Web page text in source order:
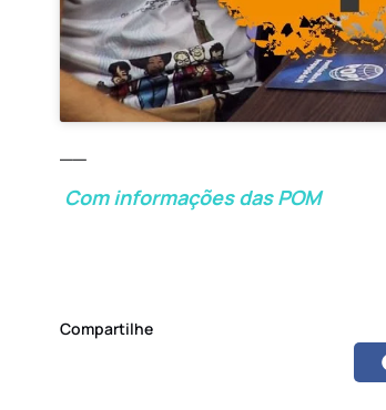
Com informações das POM
Compartilhe